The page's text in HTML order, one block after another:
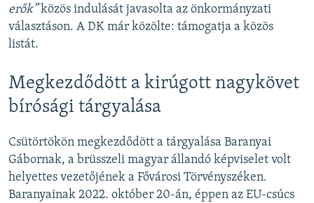
erők”közös indulását javasolta az önkormányzati
választáson. A DK már közölte: támogatja a közös
listát.
Megkezdődött a kirúgott nagykövet
bírósági tárgyalása
Csütörtökön megkezdődött a tárgyalása Baranyai
Gábornak, a brüsszeli magyar állandó képviselet volt
helyettes vezetőjének a Fővárosi Törvényszéken.
Baranyainak 2022. október 20-án, éppen az EU-csúcs